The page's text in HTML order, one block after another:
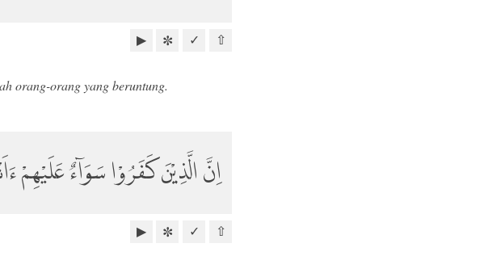
⇧
✓
✼
▶
orang-orang yang beruntung.
اِنَّ الَّذِيْنَ كَفَرُوْا سَوَاۤءٌ عَلَيْهِمْ
⇧
✓
✼
▶